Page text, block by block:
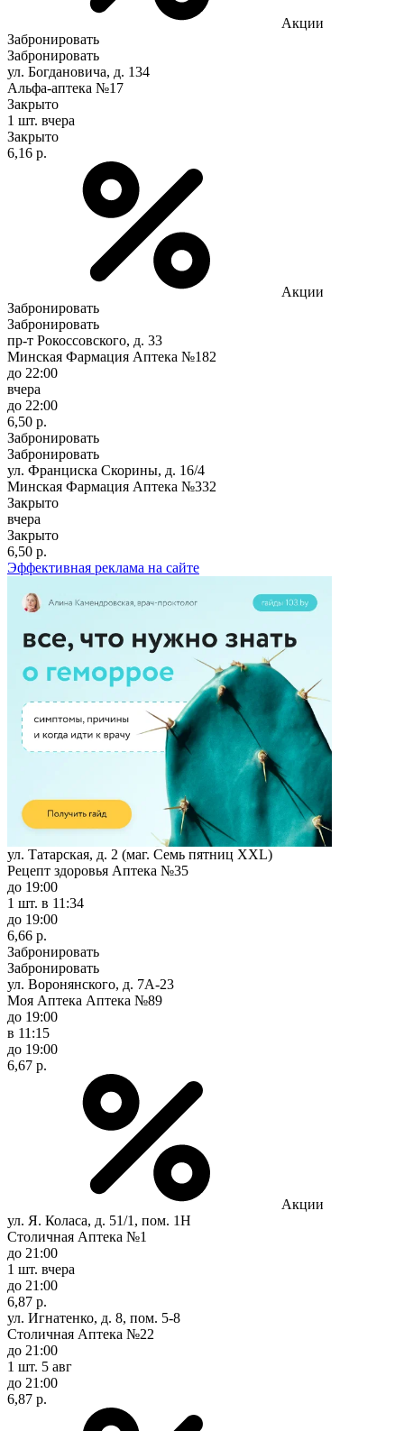
Акции
Забронировать
Забронировать
ул. Богдановича, д. 134
Альфа-аптека №17
Закрыто
1 шт. вчера
Закрыто
6,16 р.
Акции
Забронировать
Забронировать
пр-т Рокоссовского, д. 33
Минская Фармация Аптека №182
до 22:00
вчера
до 22:00
6,50 р.
Забронировать
Забронировать
ул. Франциска Скорины, д. 16/4
Минская Фармация Аптека №332
Закрыто
вчера
Закрыто
6,50 р.
Эффективная реклама на сайте
ул. Татарская, д. 2 (маг. Семь пятниц XXL)
Рецепт здоровья Аптека №35
до 19:00
1 шт. в 11:34
до 19:00
6,66 р.
Забронировать
Забронировать
ул. Воронянского, д. 7А-23
Моя Аптека Аптека №89
до 19:00
в 11:15
до 19:00
6,67 р.
Акции
ул. Я. Коласа, д. 51/1, пом. 1Н
Столичная Аптека №1
до 21:00
1 шт. вчера
до 21:00
6,87 р.
ул. Игнатенко, д. 8, пом. 5-8
Столичная Аптека №22
до 21:00
1 шт. 5 авг
до 21:00
6,87 р.